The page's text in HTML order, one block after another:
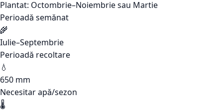
Plantat: Octombrie–Noiembrie sau Martie
Perioadă semănat
🌾
Iulie–Septembrie
Perioadă recoltare
💧
650 mm
Necesitar apă/sezon
🌡️